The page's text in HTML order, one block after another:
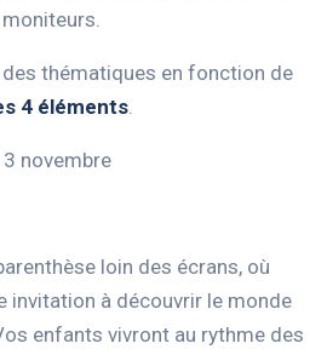
thématiques en fonction de
4 éléments.
novembre
loin des écrans, où
invitation à découvrir le monde
enfants vivront au rythme des